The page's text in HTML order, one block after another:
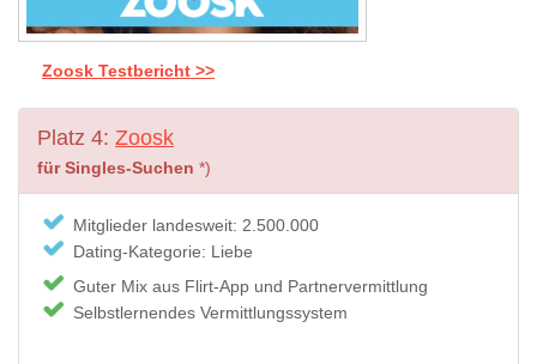
Zoosk Testbericht >>
Platz 4: Zoosk
für Singles-Suchen *)
Mitglieder landesweit: 2.500.000
Dating-Kategorie: Liebe
Guter Mix aus Flirt-App und Partnervermittlung
Selbstlernendes Vermittlungssystem